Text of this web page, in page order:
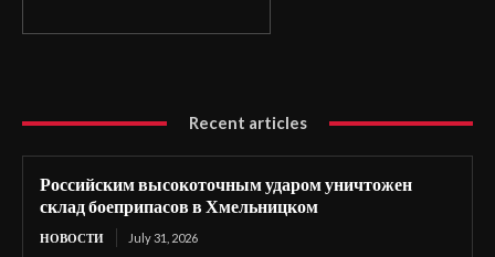
Recent articles
Российским высокоточным ударом уничтожен
склад боеприпасов в Хмельницком
НОВОСТИ July 31, 2026